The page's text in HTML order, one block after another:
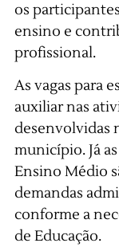
os
ensino e
profissional.
As vagas para
auxiliar nas
desenvolvidas
município. Já
Ensino Médio
demandas
conforme a
de Educação.